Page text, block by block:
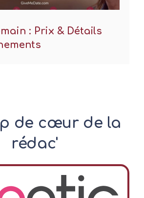
: Prix & Détails
de cœur de la
rédac'